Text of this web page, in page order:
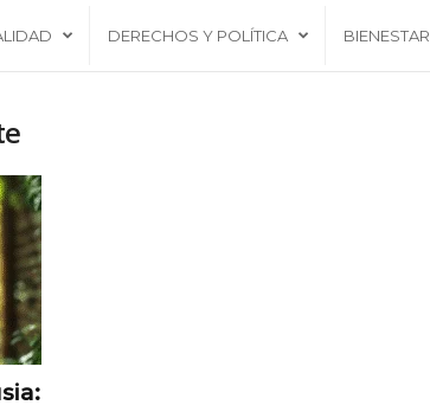
DERECHOS Y POLÍTICA BIENESTAR